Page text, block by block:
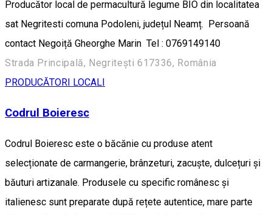
Producător local de permacultură legume BIO din localitatea
sat Negritesti comuna Podoleni, județul Neamț. Persoană
contact Negoiță Gheorghe Marin Tel : 0769149140
Strada Principală, Negriteşti 617336, România
PRODUCĂTORI LOCALI
Codrul Boieresc
Codrul Boieresc este o băcănie cu produse atent
selecționate de carmangerie, brânzeturi, zacuște, dulcețuri și
băuturi artizanale. Produsele cu specific românesc și
italienesc sunt preparate după rețete autentice, mare parte